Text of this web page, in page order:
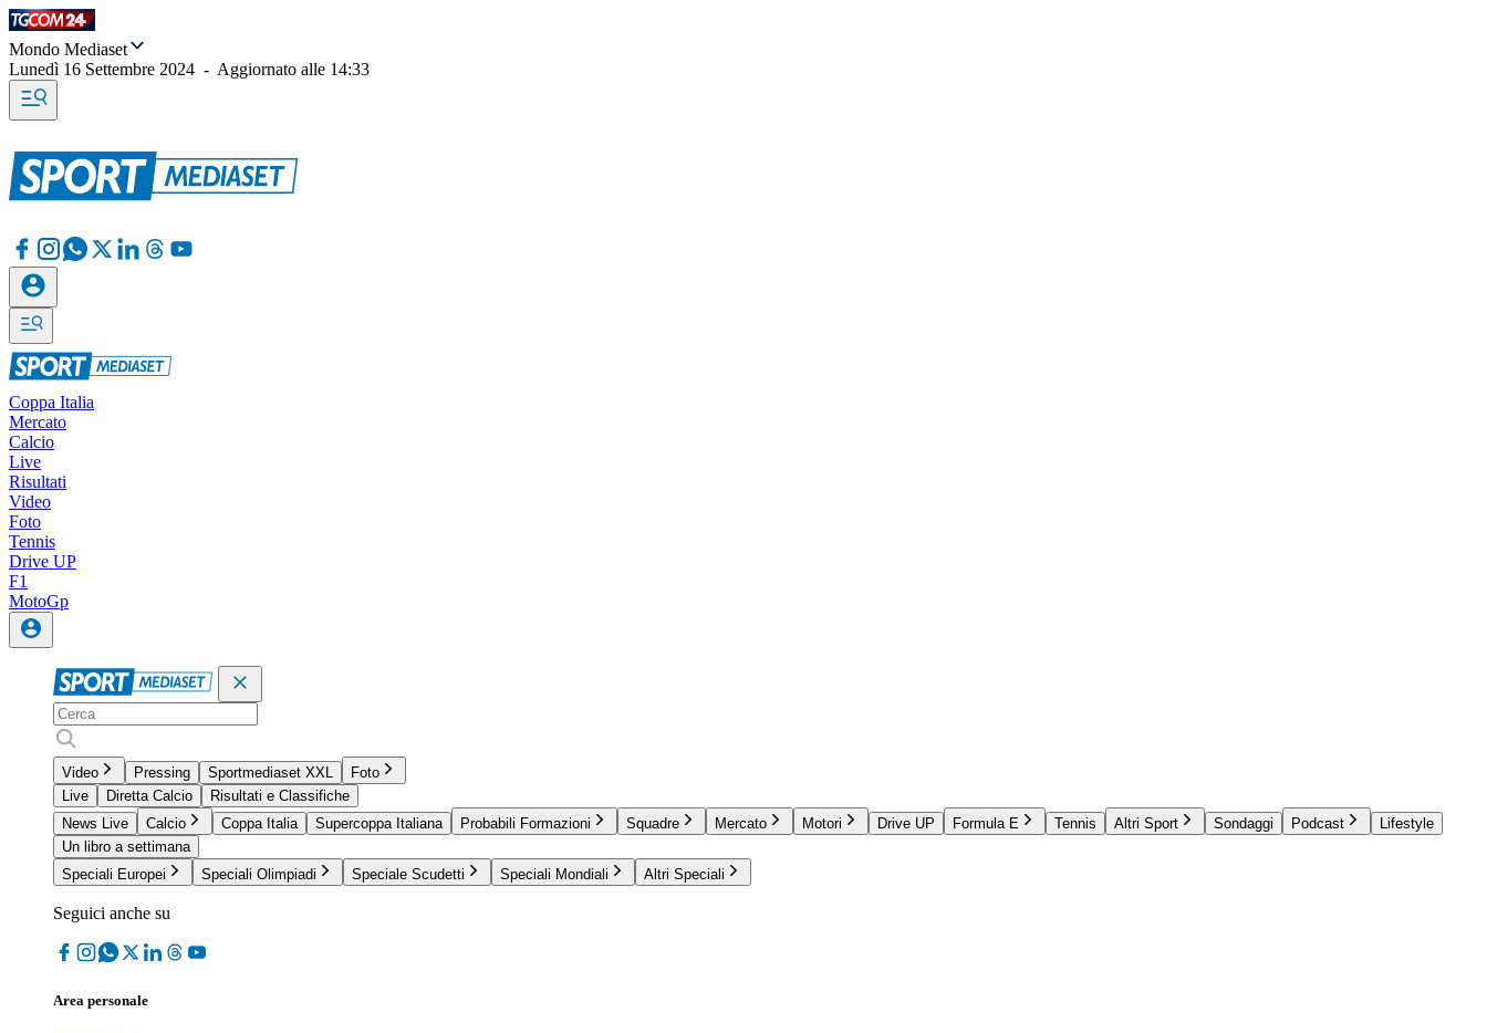
Mondo Mediaset
Lunedì 16 Settembre 2024 - Aggiornato alle 14:33
Coppa Italia
Mercato
Calcio
Live
Risultati
Video
Foto
Tennis
Drive UP
F1
MotoGp
Video Pressing Sportmediaset XXL
Foto
Live
Diretta Calcio
Risultati e Classifiche
News Live
Calcio Coppa Italia Supercoppa Italiana Probabili Formazioni Squadre Mercato Motori Drive UP Formula E Tennis Altri Sport Sondaggi Podcast
Lifestyle
Un libro a settimana
Speciali Europei
Speciali Olimpiadi Speciale Scudetti Speciali Mondiali Altri Speciali
Seguici anche su
Area personale